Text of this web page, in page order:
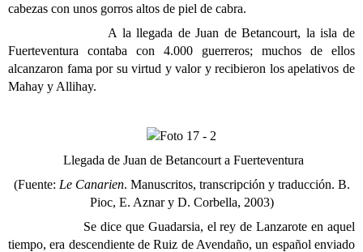
cabezas con unos gorros altos de piel de cabra.
A la llegada de Juan de Betancourt, la isla de
Fuerteventura contaba con 4.000 guerreros; muchos de ellos
alcanzaron fama por su virtud y valor y recibieron los apelativos de
Mahay y Allihay.
Llegada de Juan de Betancourt a Fuerteventura
(Fuente: Le Canarien. Manuscritos, transcripción y traducción. B.
Pioc, E. Aznar y D. Corbella, 2003)
Se dice que Guadarsia, el rey de Lanzarote en aquel
tiempo, era descendiente de Ruiz de Avendaño, un español enviado